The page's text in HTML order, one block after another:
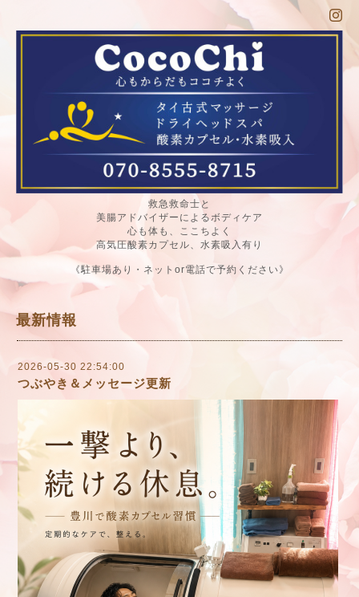
救急救命士と
美腸アドバイザーによるボディケア
心も体も、ここちよく
高気圧酸素カプセル、水素吸入有り
《駐車場あり・ネットor電話で予約ください》
最新情報
2026-05-30 22:54:00
つぶやき＆メッセージ更新